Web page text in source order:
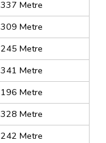
337 Metre
309 Metre
245 Metre
341 Metre
196 Metre
328 Metre
242 Metre